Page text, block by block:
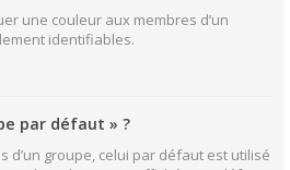
une couleur aux membres d’un
identifiables.
par défaut » ?
d’un groupe, celui par défaut est utilisé